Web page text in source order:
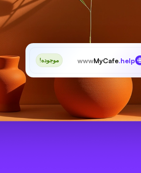
wwwMyCafe.help موجوده!